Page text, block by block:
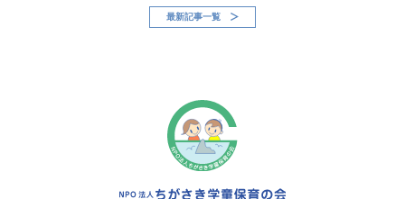
最新記事一覧